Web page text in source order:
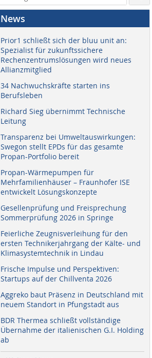
News
Prior1 schließt sich der bluu unit an:
Spezialist für zukunftssichere
Rechenzentrumslösungen wird neues
Allianzmitglied
34 Nachwuchskräfte starten ins
Berufsleben
Richard Sieg übernimmt Technische
Leitung
Transparenz bei Umweltauswirkungen:
Swegon stellt EPDs für das gesamte
Propan-Portfolio bereit
Propan-Wärmepumpen für
Mehrfamilienhäuser – Fraunhofer ISE
entwickelt Lösungskonzepte
Gesellenprüfung und Freisprechung
Sommerprüfung 2026 in Springe
Feierliche Zeugnisverleihung für den
ersten Technikerjahrgang der Kälte- und
Klimasystemtechnik in Lindau
Frische Impulse und Perspektiven:
Startups auf der Chillventa 2026
Aggreko baut Präsenz in Deutschland mit
neuem Standort in Pfungstadt aus
BDR Thermea schließt vollständige
Übernahme der italienischen G.I. Holding
ab